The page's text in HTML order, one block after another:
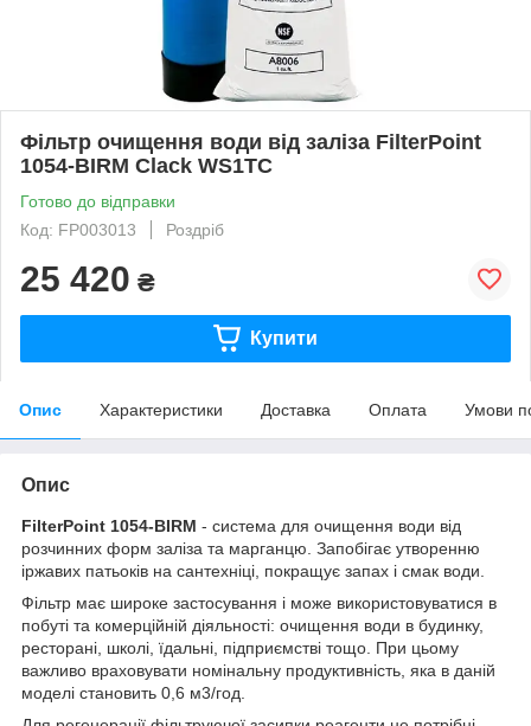
Фільтр очищення води від заліза FilterPoint
1054-BIRM Clack WS1ТС
Готово до відправки
Код: FP003013
Роздріб
25 420 ₴
Купити
Опис Характеристики Доставка Оплата Умови
Опис
FilterPoint 1054-BIRM - система для очищення води від
розчинних форм заліза та марганцю. Запобігає утворенню
іржавих патьоків на сантехніці, покращує запах і смак води.
Фільтр має широке застосування і може використовуватися в
побуті та комерційній діяльності: очищення води в будинку,
ресторані, школі, їдальні, підприємстві тощо. При цьому
важливо враховувати номінальну продуктивність, яка в даній
моделі становить 0,6 м3/год.